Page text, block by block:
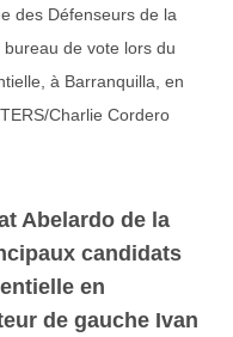
des Défenseurs de la
de vote lors du
à Barranquilla, en
Charlie Cordero
Abelardo de la
candidats
en
de gauche Ivan